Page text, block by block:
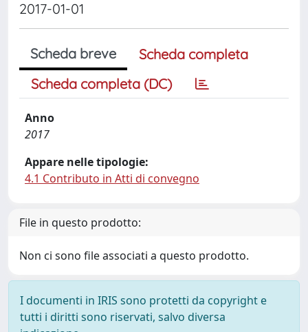
2017-01-01
Scheda breve
Scheda completa
Scheda completa (DC)
Anno
2017
Appare nelle tipologie:
4.1 Contributo in Atti di convegno
File in questo prodotto:
Non ci sono file associati a questo prodotto.
I documenti in IRIS sono protetti da copyright e
tutti i diritti sono riservati, salvo diversa